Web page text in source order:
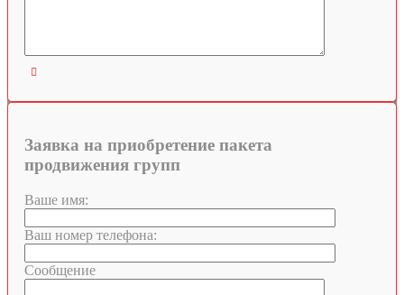

Заявка на приобретение пакета
продвижения групп
Ваше имя:
Ваш номер телефона:
Сообщение